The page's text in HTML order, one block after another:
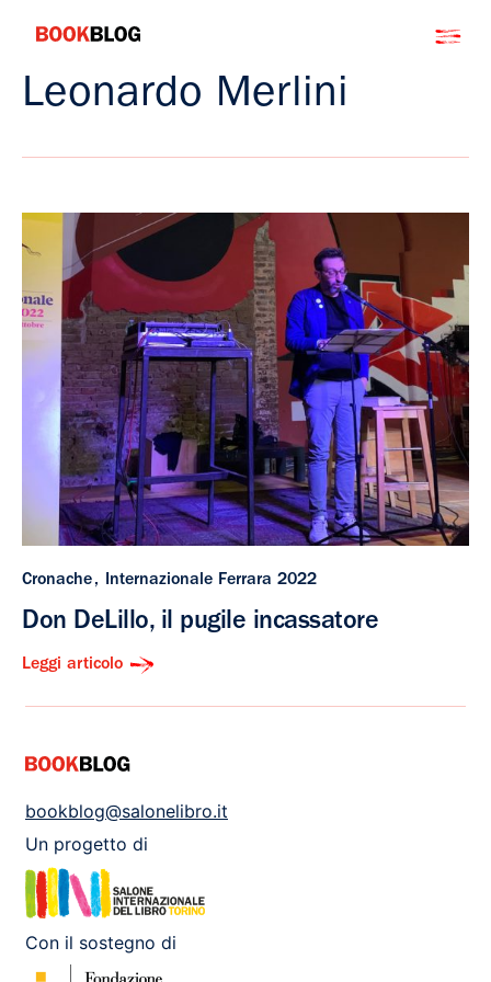
contenuto
Bookblog
Leonardo Merlini
Cronache Internazionale Ferrara 2022
Don DeLillo, il pugile incassatore
Leggi articolo
bookblog@salonelibro.it
Un progetto di
Con il sostegno di